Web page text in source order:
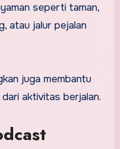
seperti taman,
atau jalur pejalan
juga membantu
aktivitas berjalan.